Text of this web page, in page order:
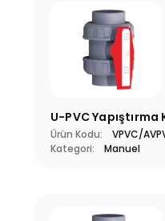
U-PVC Yapıştırma
Ürün Kodu:
VPVC/
Kategori:
Manuel